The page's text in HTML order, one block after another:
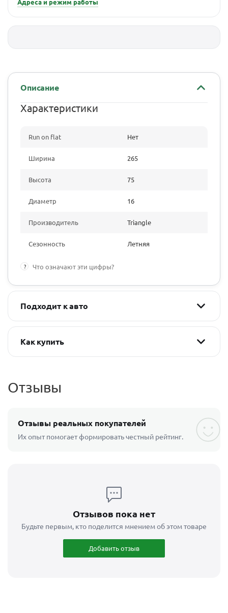
Адреса и режим работы
Описание
Характеристики
Run on flat Нет
Ширина 265
Высота 75
Диаметр 16
Производитель Triangle
Сезонность Летняя
? Что означают эти цифры?
Подходит к авто
Как купить
Отзывы
Отзывы реальных покупателей
Их опыт помогает формировать честный рейтинг.
Отзывов пока нет
Будьте первым, кто поделится мнением об этом товаре
Добавить отзыв